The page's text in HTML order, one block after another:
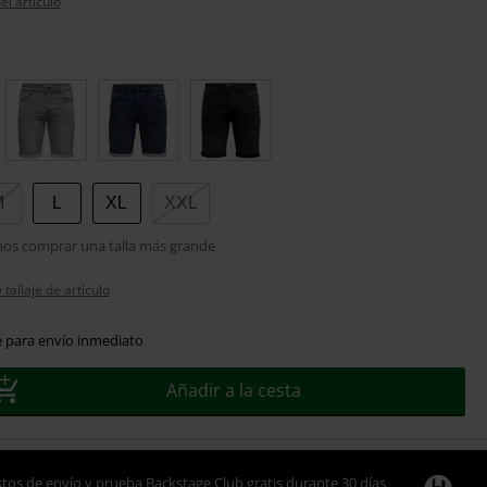
XL XXL
comprar una talla más grande
tallaje de artículo
para envío inmediato
Añadir a la cesta
de envío y prueba Backstage Club gratis durante 30 días